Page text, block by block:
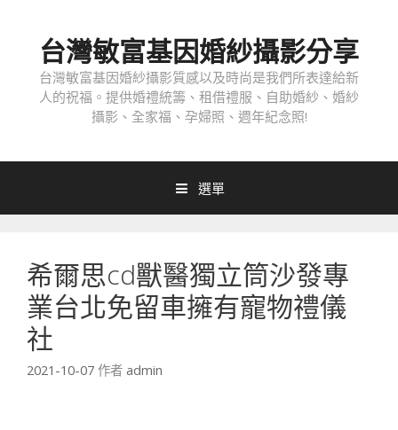
台灣敏富基因婚紗攝影分享
台灣敏富基因婚紗攝影質感以及時尚是我們所表達給新
人的祝福。提供婚禮統籌、租借禮服、自助婚紗、婚紗
攝影、全家福、孕婦照、週年紀念照!
選單
希爾思cd獸醫獨立筒沙發專
業台北免留車擁有寵物禮儀
社
2021-10-07 作者 admin